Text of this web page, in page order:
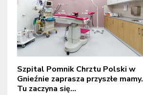
Szpital Pomnik Chrztu Polski w
Gnieźnie zaprasza przyszłe mamy.
Tu zaczyna się...